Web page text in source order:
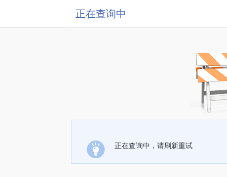
正在查询中
正在查询中，请刷新重试